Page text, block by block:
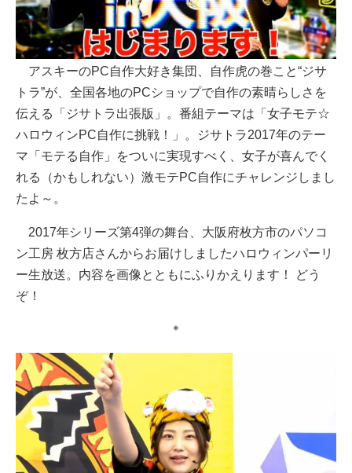
アスキーのPC自作大好き集団、自作虎の巻こと“ジサ
トラ”が、全国各地のPCショップで自作の素晴らしさを
伝える「ジサトラ出張版」。番組テーマは「女子モテ☆
ハロウィンPC自作に挑戦！」。ジサトラ2017年のテー
マ「モテる自作」をついに実現すべく、女子が喜んでく
れる（かもしれない）激モテPC自作にチャレンジしまし
たよ～。
2017年シリーズ第4弾の舞台、大阪府枚方市のパソコ
ン工房 枚方店さんからお届けしましたハロウィンパーリ
ー生放送。内容を画像とともにふりかえります！ どう
ぞ！
＊